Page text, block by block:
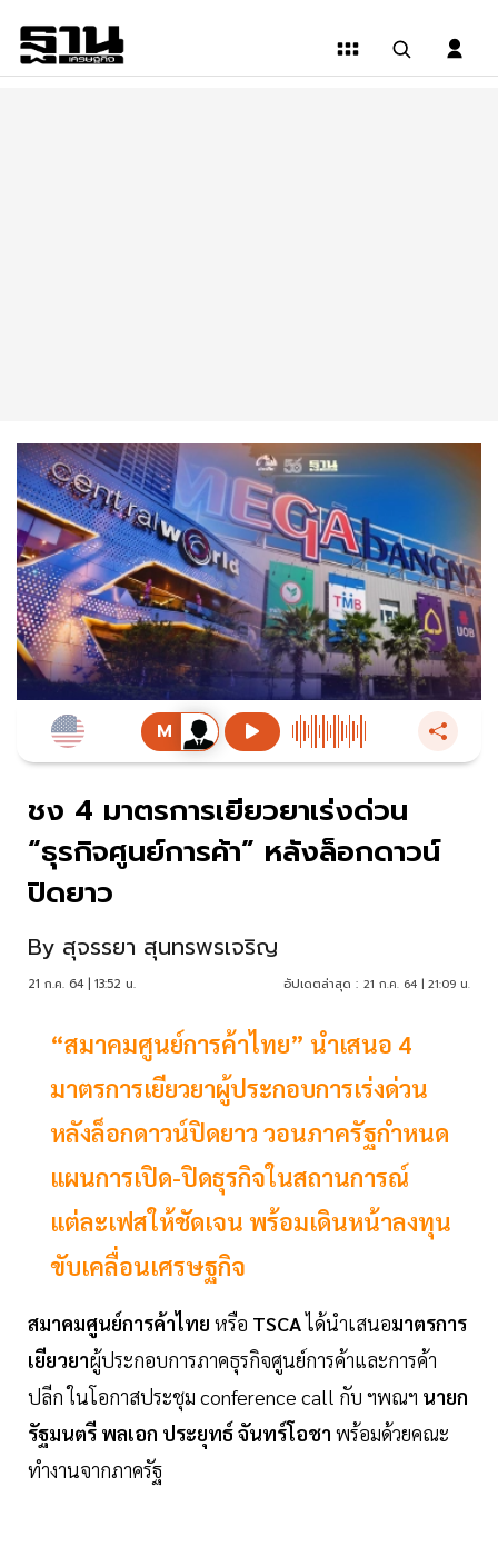
ชง 4 มาตรการเยียวยาเร่งด่วน
“ธุรกิจศูนย์การค้า” หลังล็อกดาวน์
ปิดยาว
By สุจรรยา สุนทรพรเจริญ
21 ก.ค. 64 | 13:52 น. อัปเดตล่าสุด : 21 ก.ค. 64 | 21:09 น.
“สมาคมศูนย์การค้าไทย” นำเสนอ 4
มาตรการเยียวยาผู้ประกอบการเร่งด่วน
หลังล็อกดาวน์ปิดยาว วอนภาครัฐกำหนด
แผนการเปิด-ปิดธุรกิจในสถานการณ์
แต่ละเฟสให้ชัดเจน พร้อมเดินหน้าลงทุน
ขับเคลื่อนเศรษฐกิจ
สมาคมศูนย์การค้าไทย หรือ TSCAได้นำเสนอมาตรการ
เยียวยาผู้ประกอบการภาคธุรกิจศูนย์การค้าและการค้า
ปลีก ในโอกาสประชุม conference call กับ ฯพณฯ นายก
รัฐมนตรี พลเอก ประยุทธ์ จันทร์โอชา พร้อมด้วยคณะ
ทำงานจากภาครัฐ